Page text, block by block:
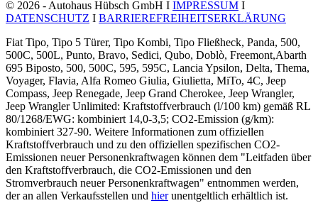
© 2026 - Autohaus Hübsch GmbH I IMPRESSUM I
DATENSCHUTZ I BARRIEREFREIHEITSERKLÄRUNG
Fiat Tipo, Tipo 5 Türer, Tipo Kombi, Tipo Fließheck, Panda, 500,
500C, 500L, Punto, Bravo, Sedici, Qubo, Doblò, Freemont,Abarth
695 Biposto, 500, 500C, 595, 595C, Lancia Ypsilon, Delta, Thema,
Voyager, Flavia, Alfa Romeo Giulia, Giulietta, MiTo, 4C, Jeep
Compass, Jeep Renegade, Jeep Grand Cherokee, Jeep Wrangler,
Jeep Wrangler Unlimited: Kraftstoffverbrauch (l/100 km) gemäß RL
80/1268/EWG: kombiniert 14,0-3,5; CO2-Emission (g/km):
kombiniert 327-90. Weitere Informationen zum offiziellen
Kraftstoffverbrauch und zu den offiziellen spezifischen CO2-
Emissionen neuer Personenkraftwagen können dem "Leitfaden über
den Kraftstoffverbrauch, die CO2-Emissionen und den
Stromverbrauch neuer Personenkraftwagen" entnommen werden,
der an allen Verkaufsstellen und hierunentgeltlich erhältlich ist.